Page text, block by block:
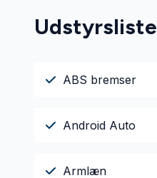
Udstyrsliste
ABS bremser
Android Auto
Armlæn